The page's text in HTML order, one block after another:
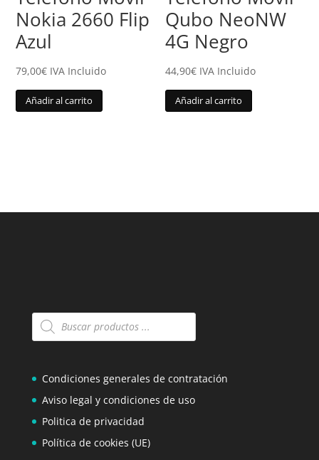
Nokia 2660 Flip
Azul
79,00€ IVA Incluido
Añadir al carrito
Qubo NeoNW
4G Negro
44,90€ IVA Incluido
Añadir al carrito
Búsqueda
de
Condiciones generales de contratación
Aviso legal y condiciones de uso
Politica de privacidad
Política de cookies (UE)